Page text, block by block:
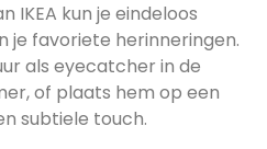
IKEA kun je eindeloos
je favoriete herinneringen.
als eyecatcher in de
of plaats hem op een
subtiele touch.